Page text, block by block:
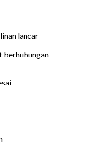
lancar
berhubungan